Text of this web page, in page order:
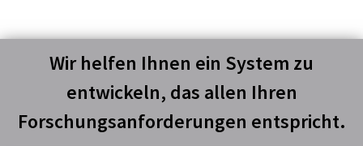
Wir helfen Ihnen ein System zu
entwickeln, das allen Ihren
Forschungsanforderungen entspricht.